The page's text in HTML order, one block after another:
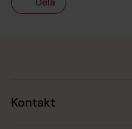
Kontakt